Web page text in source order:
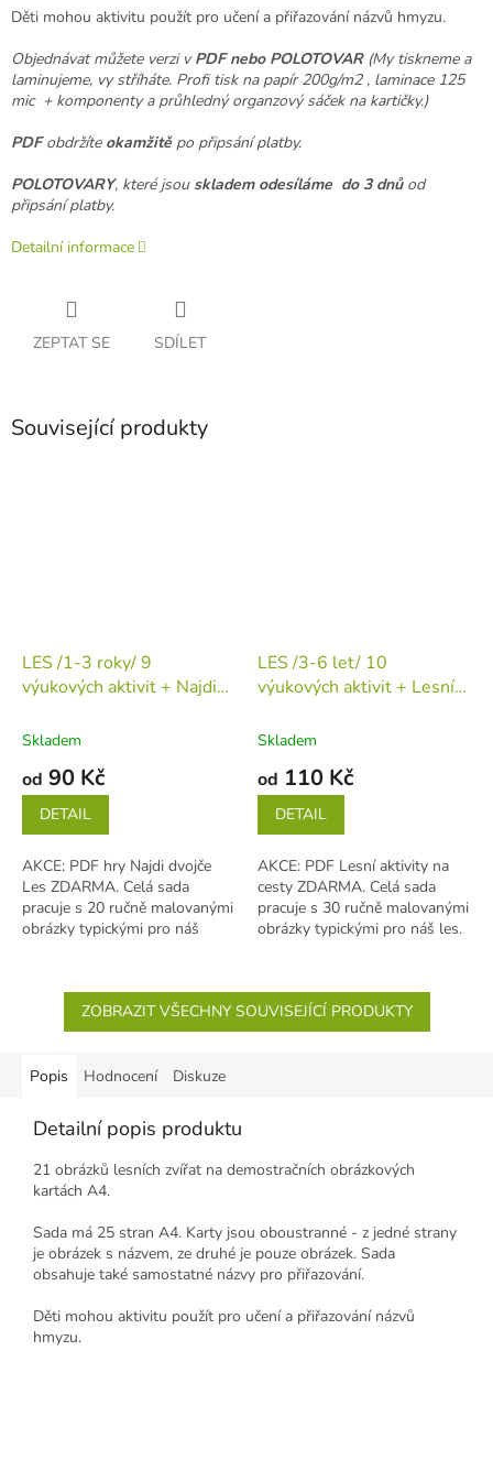
Děti mohou aktivitu použít pro učení a přiřazování názvů hmyzu.
Objednávat můžete verzi vPDF nebo POLOTOVAR (My tiskneme a
laminujeme, vy stříháte. Profi tisk na papír 200g/m2 , laminace 125
mic + komponenty a průhledný organzový sáček na kartičky.)
PDFobdržíteokamžitěpo připsání platby.
POLOTOVARY, které jsou skladem odesíláme do 3 dnůod
připsání platby.
Detailní informace
ZEPTAT SE SDÍLET
Související produkty
LES /1-3 roky/ 9
výukových aktivit + Najdi
(tiskovina v jednotlivých
Skladem
od 90 Kč
DETAIL
AKCE: PDF hry Najdi dvojče
Les ZDARMA. Celá sada
pracuje s 20 ručně malovanými
obrázky typickými pro náš
LES /3-6 let/ 10
výukových aktivit + Lesní
(tiskovina v jednotlivých
Skladem
od 110 Kč
DETAIL
AKCE: PDF Lesní aktivity na
cesty ZDARMA. Celá sada
pracuje s 30 ručně malovanými
obrázky typickými pro náš les.
ZOBRAZIT VŠECHNY SOUVISEJÍCÍ PRODUKTY
Popis Hodnocení Diskuze
Detailní popis produktu
21 obrázků lesních zvířat na demostračních obrázkových
kartách A4.
Sada má 25 stran A4. Karty jsou oboustranné - z jedné strany
je obrázek s názvem, ze druhé je pouze obrázek. Sada
obsahuje také samostatné názvy pro přiřazování.
Děti mohou aktivitu použít pro učení a přiřazování názvů
hmyzu.